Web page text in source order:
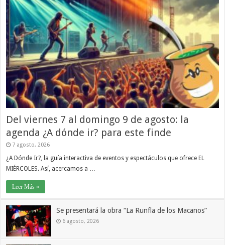
Del viernes 7 al domingo 9 de agosto: la
agenda ¿A dónde ir? para este finde
7 agosto, 2026
¿A Dónde Ir?, la guía interactiva de eventos y espectáculos que ofrece EL
MIÉRCOLES. Así, acercamos a …
Leer Más »
Se presentará la obra “La Runfla de los Macanos”
6 agosto, 2026